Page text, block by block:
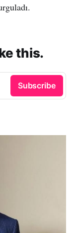
this.
Subscribe